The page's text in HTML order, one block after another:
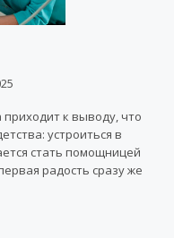
к выводу, что
устроиться в
стать помощницей
радость сразу же